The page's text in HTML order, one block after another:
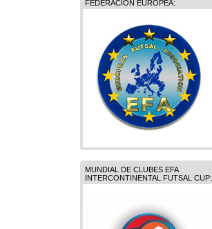
FEDERACION EUROPEA:
MUNDIAL DE CLUBES EFA
INTERCONTINENTAL FUTSAL CUP: